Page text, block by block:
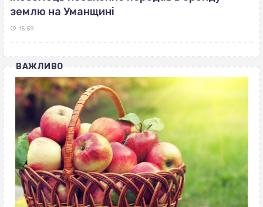
землю на Уманщині
15:59
ВАЖЛИВО